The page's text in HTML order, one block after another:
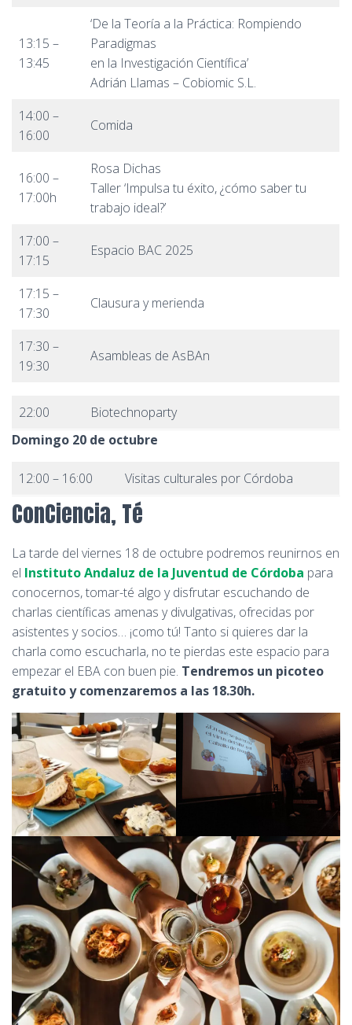
13:15 –
13:45
‘De la Teoría a la Práctica: Rompiendo
Paradigmas
en la Investigación Científica’
Adrián Llamas – Cobiomic S.L.
14:00 –
16:00
Comida
16:00 –
17:00h
Rosa Dichas
Taller ‘Impulsa tu éxito, ¿cómo saber tu
trabajo ideal?’
17:00 –
17:15
Espacio BAC 2025
17:15 –
17:30
Clausura y merienda
17:30 –
19:30
Asambleas de AsBAn
22:00
Biotechnoparty
Domingo 20 de octubre
12:00 – 16:00 Visitas culturales por Córdoba
ConCiencia, Té
La tarde del viernes 18 de octubre podremos reunirnos en
el Instituto Andaluz de la Juventud de Córdoba para
conocernos, tomar-té algo y disfrutar escuchando de
charlas científicas amenas y divulgativas, ofrecidas por
asistentes y socios… ¡como tú! Tanto si quieres dar la
charla como escucharla, no te pierdas este espacio para
empezar el EBA con buen pie. Tendremos un picoteo
gratuito y comenzaremos a las 18.30h.